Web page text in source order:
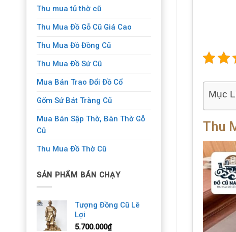
Thu mua tủ thờ cũ
Thu Mua Đồ Gỗ Cũ Giá Cao
Thu Mua Đồ Đồng Cũ
Thu Mua Đồ Sứ Cũ
Mua Bán Trao Đổi Đồ Cổ
Gốm Sứ Bát Tràng Cũ
Mua Bán Sập Thờ, Bàn Thờ Gỗ
Cũ
Thu Mua Đồ Thờ Cũ
SẢN PHẨM BÁN CHẠY
Tượng Đồng Cũ Lê
Lợi
5.700.000₫
Mục
Thu